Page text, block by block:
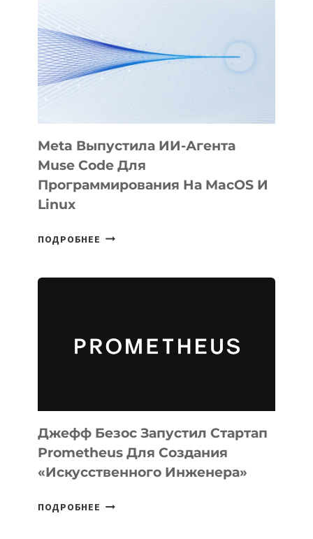
НА
SIGGRAPH
Meta Выпустила ИИ-Агента
Muse Code Для
Программирования На MacOS И
Linux
ПОДРОБНЕЕ META
ДЛЯ
ПРОГРАММИРОВАНИЯ
И
LINUX
Джефф Безос Запустил Стартап
Prometheus Для Создания
«искусственного Инженера»
ПОДРОБНЕЕ ДЖЕФФ